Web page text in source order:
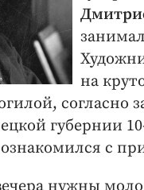
на
согласно
губернии
с